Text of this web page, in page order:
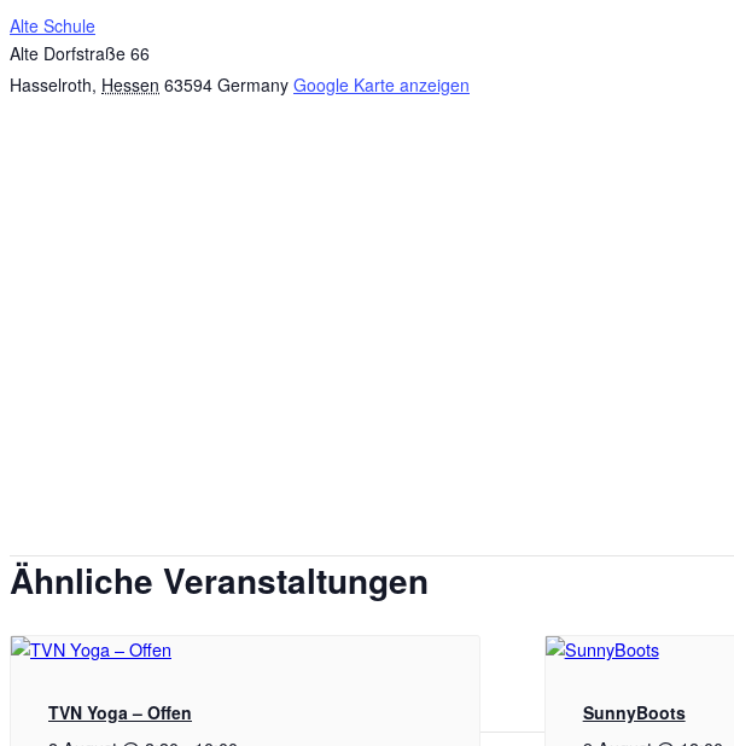
Alte Schule
Alte Dorfstraße 66
Hasselroth, Hessen 63594 Germany Google Karte anzeigen
Ähnliche Veranstaltungen
TVN Yoga – Offen SunnyBoots